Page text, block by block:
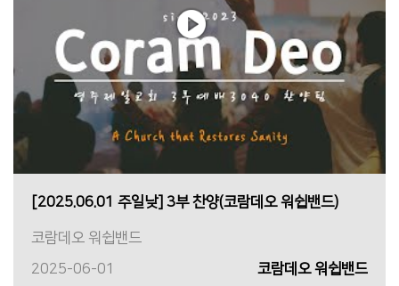
[2025.06.01 주일낮] 3부 찬양(코람데오 워쉽밴드)
코람데오 워쉽밴드
2025-06-01
코람데오 워쉽밴드